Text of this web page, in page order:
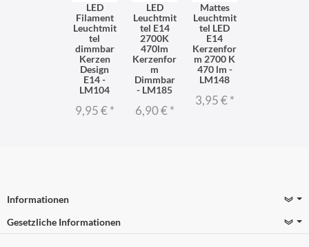
LED
Filament
Leuchtmit
tel
dimmbar
Kerzen
Design
E14 -
LM104
9,95 €*
LED
Leuchtmit
tel E14
2700K
470lm
Kerzenfor
m
Dimmbar
- LM185
6,90 €*
Mattes
Leuchtmit
tel LED
E14
Kerzenfor
m 2700 K
470 lm -
LM148
3,95 €*
Informationen
Gesetzliche Informationen